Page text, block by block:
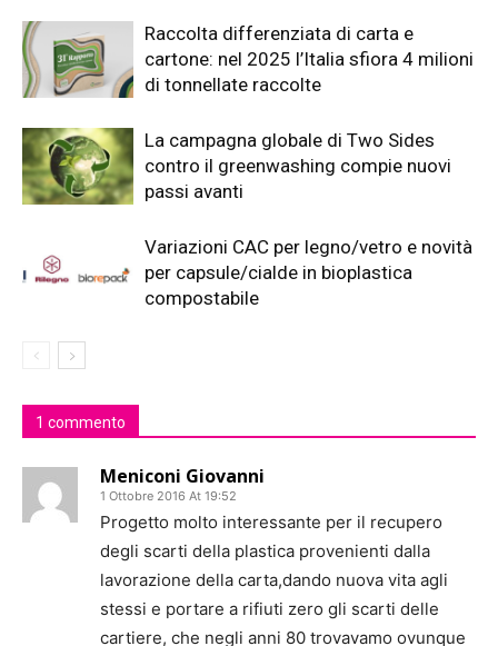
Raccolta differenziata di carta e
cartone: nel 2025 l’Italia sfiora 4 milioni
di tonnellate raccolte
La campagna globale di Two Sides
contro il greenwashing compie nuovi
passi avanti
Variazioni CAC per legno/vetro e novità
per capsule/cialde in bioplastica
compostabile
1 commento
Meniconi Giovanni
1 Ottobre 2016 At 19:52
Progetto molto interessante per il recupero
degli scarti della plastica provenienti dalla
lavorazione della carta,dando nuova vita agli
stessi e portare a rifiuti zero gli scarti delle
cartiere, che negli anni 80 trovavamo ovunque